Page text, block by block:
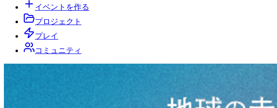
イベントを作る
プロジェクト
プレイ
コミュニティ